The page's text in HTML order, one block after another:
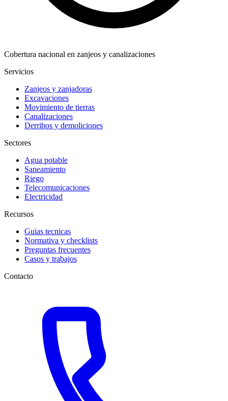
Cobertura nacional en zanjeos y canalizaciones
Servicios
Zanjeos y zanjadoras
Excavaciones
Movimiento de tierras
Canalizaciones
Derribos y demoliciones
Sectores
Agua potable
Saneamiento
Riego
Telecomunicaciones
Electricidad
Recursos
Guias tecnicas
Normativa y checklists
Preguntas frecuentes
Casos y trabajos
Contacto